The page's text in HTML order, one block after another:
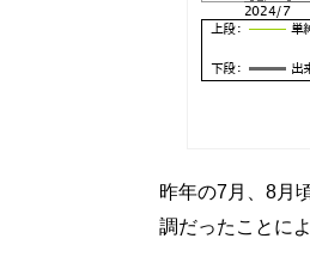
昨年の7月、8月
調だったことに